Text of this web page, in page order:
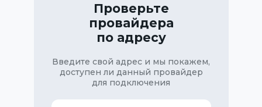
Проверьте
провайдера
по адресу
Введите свой адрес и мы покажем,
доступен ли данный провайдер
для подключения